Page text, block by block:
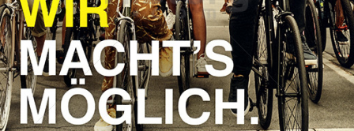
Raiffeisen Zentralbank AG
Raiffeisen Bankengruppe Österreich
2022